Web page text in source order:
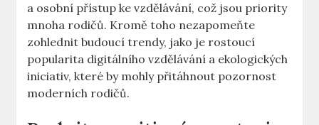
a osobní přístup ke vzdělávání, což jsou priority
mnoha rodičů. Kromě toho nezapomeňte
zohlednit budoucí trendy, jako je rostoucí
popularita digitálního vzdělávání a ekologických
iniciativ, které by mohly přitáhnout pozornost
moderních rodičů.